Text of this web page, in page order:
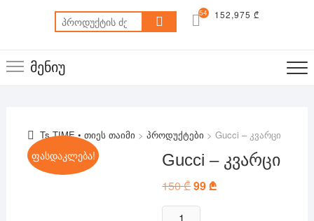
ძებნა:
54
152,975 ₾
მენიუ
Ts.TIME • თიეს თაიმი > პროდუქტები > Gucci – კვარცი
ფასდაკლება! Gucci – კვარცი
150₾Original
was:
99₾Current
რაოდენობა: